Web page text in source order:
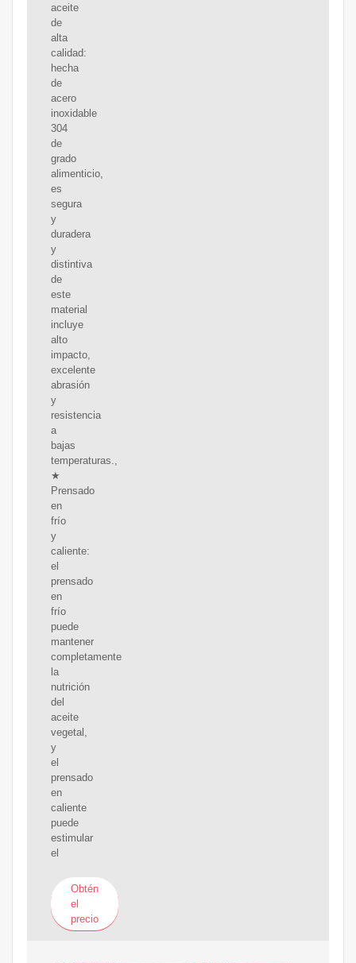
aceite
de
alta
calidad:
hecha
de
acero
inoxidable
304
de
grado
alimenticio,
es
segura
y
duradera
y
distintiva
de
este
material
incluye
alto
impacto,
excelente
abrasión
y
resistencia
a
bajas
temperaturas.,
★
Prensado
en
frío
y
caliente:
el
prensado
en
frío
puede
mantener
completamente
la
nutrición
del
aceite
vegetal,
y
el
prensado
en
caliente
puede
estimular
el
Obtén
el
precio